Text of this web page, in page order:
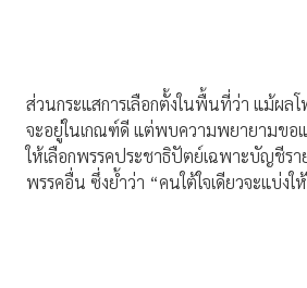
ส่วนกระแสการเลือกตั้งในพื้นที่ว่า แม้ผ
จะอยู่ในเกณฑ์ดี แต่พบความพยายามขอ
ให้เลือกพรรคประชาธิปัตย์เฉพาะบัญชีร
พรรคอื่น ซึ่งย้ำว่า “คนใต้ใจเดียวจะแบ่งให้